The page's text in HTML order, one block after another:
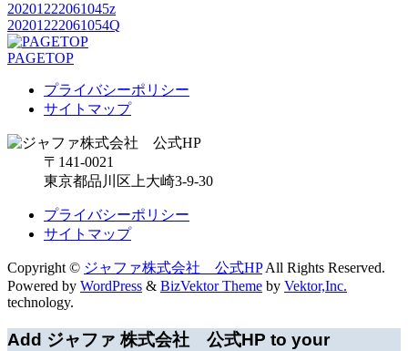
20201222061045z
20201222061054Q
PAGETOP
プライバシーポリシー
サイトマップ
〒141-0021
東京都品川区上大崎3-9-30
プライバシーポリシー
サイトマップ
Copyright © ジャファ株式会社 公式HPAll Rights Reserved.
Powered by WordPress & BizVektor Theme by Vektor,Inc.
technology.
Add ジャファ 株式会社 公式HP to your